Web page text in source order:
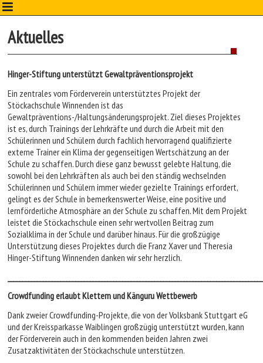
Direkt zum Inhalt
Aktuelles
Hinger-Stiftung unterstützt Gewaltpräventionsprojekt
Ein zentrales vom Förderverein unterstütztes Projekt der
Stöckachschule Winnenden ist das
Gewaltpräventions-/Haltungsänderungsprojekt. Ziel dieses Projektes
ist es, durch Trainings der Lehrkräfte und durch die Arbeit mit den
Schülerinnen und Schülern durch fachlich hervorragend qualifizierte
externe Trainer ein Klima der gegenseitigen Wertschätzung an der
Schule zu schaffen. Durch diese ganz bewusst gelebte Haltung, die
sowohl bei den Lehrkräften als auch bei den ständig wechselnden
Schülerinnen und Schülern immer wieder gezielte Trainings erfordert,
gelingt es der Schule in bemerkenswerter Weise, eine positive und
lernförderliche Atmosphäre an der Schule zu schaffen. Mit dem Projekt
leistet die Stöckachschule einen sehr wertvollen Beitrag zum
Sozialklima in der Schule und darüber hinaus. Für die großzügige
Unterstützung dieses Projektes durch die Franz Xaver und Theresia
Hinger-Stiftung Winnenden danken wir sehr herzlich.
Crowdfunding erlaubt Klettern und Känguru Wettbewerb
Dank zweier Crowdfunding-Projekte, die von der Volksbank Stuttgart eG
und der Kreissparkasse Waiblingen großzügig unterstützt wurden, kann
der Förderverein auch in den kommenden beiden Jahren zwei
Zusatzaktivitäten der Stöckachschule unterstützen.